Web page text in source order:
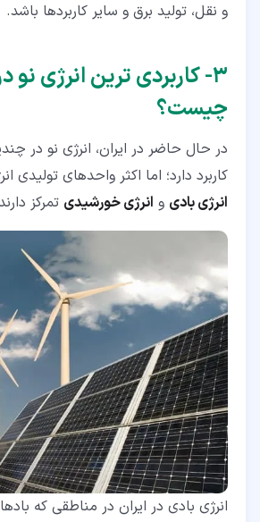
و نقل، تولید برق و سایر کاربردها باشد.
۳‏- کاربردی ترین انرژی نو
چیست؟
در حال حاضر در ایران، انرژی نو در
کاربرد دارد؛ اما اکثر واحدهای تولیدی
انرژی بادی و انرژی خورشیدی تمرکز
انرژی بادی در ایران در مناطقی که